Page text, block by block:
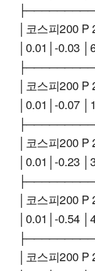
│코스피200 P
│0.01│-0.03
│코스피200 P
│0.01│-0.07
│코스피200 P
│0.01│-0.23
│코스피200 P
│0.01│-0.54
│코스피200 P